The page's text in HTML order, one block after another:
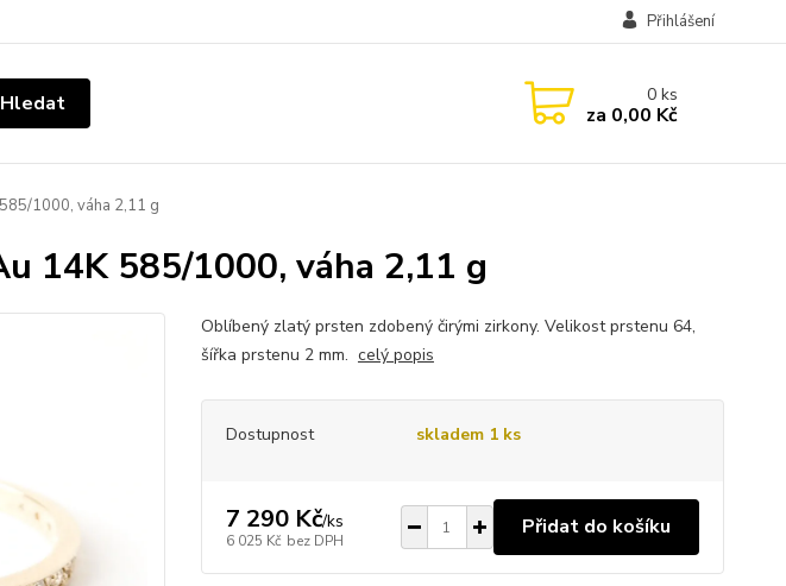
Přihlášení
Hledat 0ks
za 0,00 Kč
1000, váha 2,11 g
14K 585/1000, váha 2,11 g
Oblíbený zlatý prsten zdobený čirými zirkony. Velikost prstenu 64,
šířka prstenu 2 mm. celý popis
Dostupnost skladem 1 ks
7 290 Kč/ks
6 025 Kč bez DPH
Přidat do košíku